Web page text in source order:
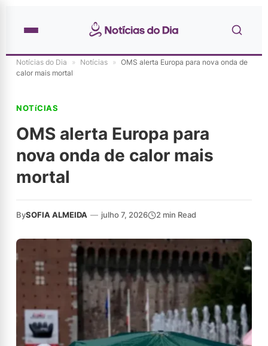
Notícias do Dia » Notícias » OMS alerta Europa para nova onda de
calor mais mortal
NOTíCIAS
OMS alerta Europa para
nova onda de calor mais
mortal
BySOFIA ALMEIDA — julho 7, 2026 2 min Read